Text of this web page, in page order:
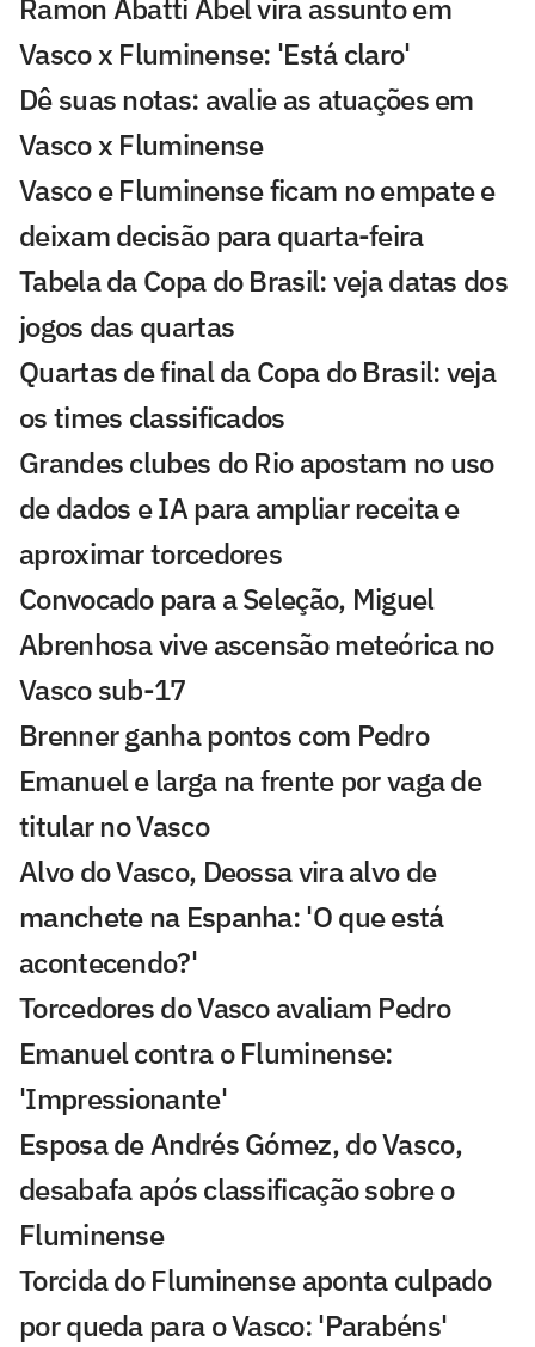
Ramon Abatti Abel vira assunto em
Vasco x Fluminense: 'Está claro'
Dê suas notas: avalie as atuações em
Vasco x Fluminense
Vasco e Fluminense ficam no empate e
deixam decisão para quarta-feira
Tabela da Copa do Brasil: veja datas dos
jogos das quartas
Quartas de final da Copa do Brasil: veja
os times classificados
Grandes clubes do Rio apostam no uso
de dados e IA para ampliar receita e
aproximar torcedores
Convocado para a Seleção, Miguel
Abrenhosa vive ascensão meteórica no
Vasco sub-17
Brenner ganha pontos com Pedro
Emanuel e larga na frente por vaga de
titular no Vasco
Alvo do Vasco, Deossa vira alvo de
manchete na Espanha: 'O que está
acontecendo?'
Torcedores do Vasco avaliam Pedro
Emanuel contra o Fluminense:
'Impressionante'
Esposa de Andrés Gómez, do Vasco,
desabafa após classificação sobre o
Fluminense
Torcida do Fluminense aponta culpado
por queda para o Vasco: 'Parabéns'